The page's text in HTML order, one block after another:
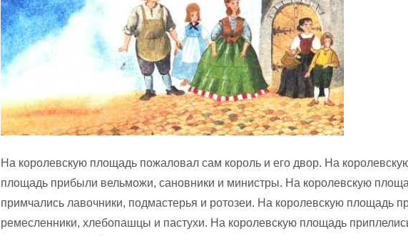
На королевскую площадь пожаловал сам король и его двор. На
площадь прибыли вельможи, сановники и министры. На королевскую
примчались лавочники, подмастерья и ротозеи. На королевскую площадь
ремесленники, хлебопашцы и пастухи. На королевскую площадь